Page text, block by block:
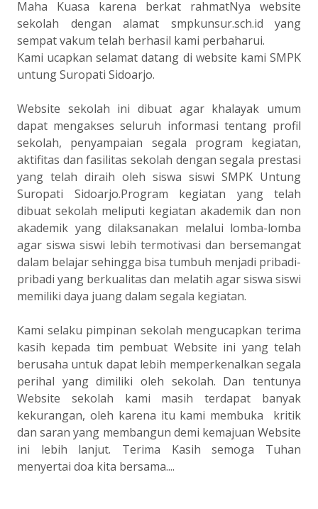
Maha Kuasa karena berkat rahmatNya website
sekolah dengan alamat smpkunsur.sch.id yang
sempat vakum telah berhasil kami perbaharui.
Kami ucapkan selamat datang di website kami SMPK
untung Suropati Sidoarjo.
Website sekolah ini dibuat agar khalayak umum
dapat mengakses seluruh informasi tentang profil
sekolah, penyampaian segala program kegiatan,
aktifitas dan fasilitas sekolah dengan segala prestasi
yang telah diraih oleh siswa siswi SMPK Untung
Suropati Sidoarjo.Program kegiatan yang telah
dibuat sekolah meliputi kegiatan akademik dan non
akademik yang dilaksanakan melalui lomba-lomba
agar siswa siswi lebih termotivasi dan bersemangat
dalam belajar sehingga bisa tumbuh menjadi pribadi-
pribadi yang berkualitas dan melatih agar siswa siswi
memiliki daya juang dalam segala kegiatan.
Kami selaku pimpinan sekolah mengucapkan terima
kasih kepada tim pembuat Website ini yang telah
berusaha untuk dapat lebih memperkenalkan segala
perihal yang dimiliki oleh sekolah. Dan tentunya
Website sekolah kami masih terdapat banyak
kekurangan, oleh karena itu kami membuka kritik
dan saran yang membangun demi kemajuan Website
ini lebih lanjut. Terima Kasih semoga Tuhan
menyertai doa kita bersama....